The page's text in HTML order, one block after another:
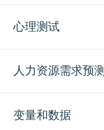
心理测试
人力资源需求预测
变量和数据